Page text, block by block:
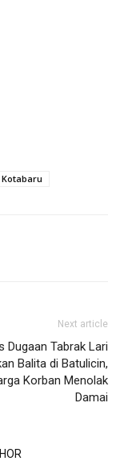
Kotabaru
Next article
Dugaan Tabrak Lari
Balita di Batulicin,
Korban Menolak
Damai